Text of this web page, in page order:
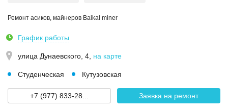
Ремонт асиков, майнеров Baikal miner
График работы
улица Дунаевского, 4 на карте
Студенческая Кутузовская
+7 (977) 833-28... Заявка на ремонт